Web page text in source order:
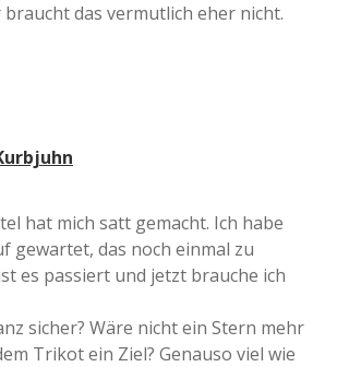
das vermutlich eher nicht.
hat mich satt gemacht. Ich habe
gewartet, das noch einmal zu
es passiert und jetzt brauche ich
sicher? Wäre nicht ein Stern mehr
Trikot ein Ziel? Genauso viel wie